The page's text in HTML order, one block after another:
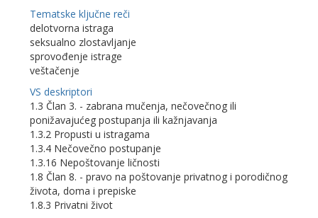
Tematske ključne reči
delotvorna istraga
seksualno zlostavljanje
sprovođenje istrage
veštačenje
VS deskriptori
1.3 Član 3. - zabrana mučenja, nečovečnog ili
ponižavajućeg postupanja ili kažnjavanja
1.3.2 Propusti u istragama
1.3.4 Nečovečno postupanje
1.3.16 Nepoštovanje ličnosti
1.8 Član 8. - pravo na poštovanje privatnog i porodičnog
života, doma i prepiske
1.8.3 Privatni život